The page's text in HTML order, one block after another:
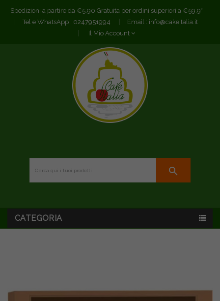
Spedizioni a partire da €5,90 Gratuita per ordini superiori a €59,9*
Tel e WhatsApp : 0247951994 Email : info@cakeitalia.it
Il Mio Account
search
CATEGORIA